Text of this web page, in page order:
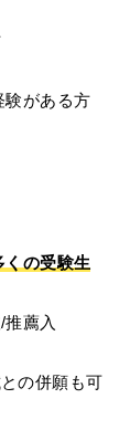
験がある方
の受験生
薦入
の併願も可